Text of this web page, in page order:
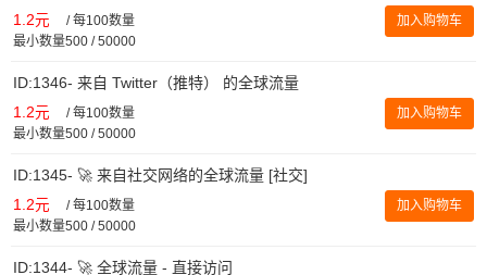
1.2元 /每100数量
最小数量500 / 50000
加入购物车
ID:1346- 来自 Twitter（推特） 的全球流量
1.2元 /每100数量
最小数量500 / 50000
加入购物车
ID:1345- 🚀 来自社交网络的全球流量 [社交]
1.2元 /每100数量
最小数量500 / 50000
加入购物车
ID:1344- 🚀 全球流量 - 直接访问